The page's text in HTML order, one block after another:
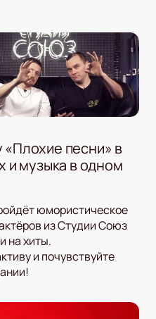
песни» в
и музыка в одном
юмористическое
из Студии Союз
на хиты.
и почувствуйте